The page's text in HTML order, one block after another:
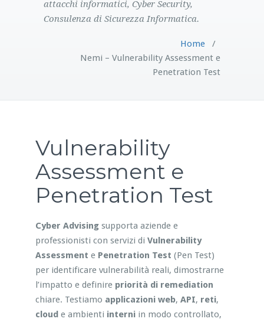
CONTATTI
attacchi informatici, Cyber Security,
Consulenza di Sicurezza Informatica.
Home/
Nemi – Vulnerability Assessment e
Penetration Test
Vulnerability
Assessment e
Penetration Test
Cyber Advisingsupporta aziende e
professionisti con servizi di Vulnerability
Assessment e Penetration Test (Pen Test)
per identificare vulnerabilità reali, dimostrarne
l’impatto e definire priorità di remediation
chiare. Testiamo applicazioni web, API, reti,
cloude ambienti interniin modo controllato,